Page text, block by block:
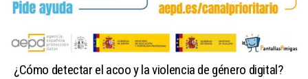
¿Cómo detectar el acoo y la violencia de género digital?